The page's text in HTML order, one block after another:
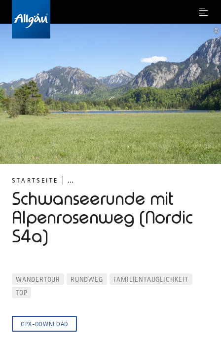
Menu
STARTSEITE ...
Schwanseerunde mit
Alpenrosenweg (Nordic
S4a)
©
WANDERTOUR RUNDWEG
FAMILIENTAUGLICHKEIT
TOP
GPX-DOWNLOAD